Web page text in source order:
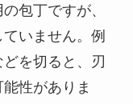
包丁ですが、
いません。例
を切ると、刃
性がありま